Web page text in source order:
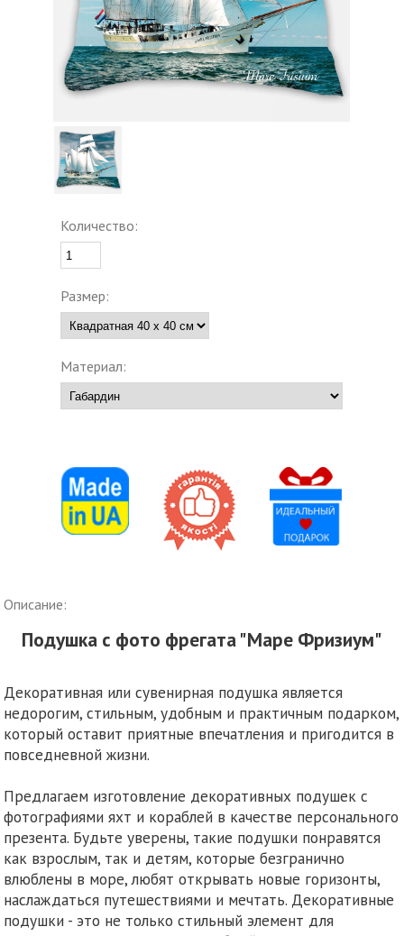
Количество:
Размер:
Материал:
Описание:
Подушка с фото фрегата "Маре Фризиум"
Декоративная или сувенирная подушка является
недорогим, стильным, удобным и практичным подарком,
который оставит приятные впечатления и пригодится в
повседневной жизни.
Предлагаем изготовление декоративных подушек с
фотографиями яхт и кораблей в качестве персонального
презента. Будьте уверены, такие подушки понравятся
как взрослым, так и детям, которые безгранично
влюблены в море, любят открывать новые горизонты,
наслаждаться путешествиями и мечтать. Декоративные
подушки - это не только стильный элемент для